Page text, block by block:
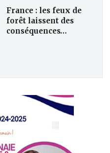
France : les feux de
forêt laissent des
conséquences…